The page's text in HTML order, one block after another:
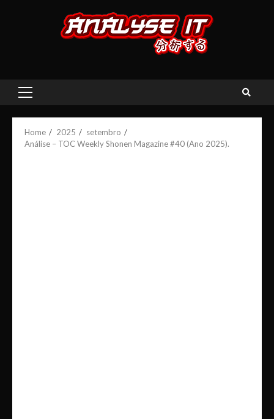
Primary
Home 2025
setembro
Análise – TOC Weekly Shonen Magazine #40 (Ano 2025).